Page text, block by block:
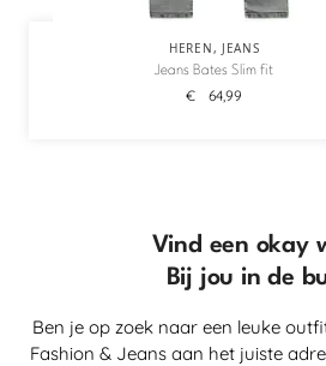
HEREN, JEANS
Jeans Bates Slim fit
€ 64,99
Vind een okay
Bij jou in de
Ben je op zoek naar een leuke
Fashion & Jeans aan het juiste